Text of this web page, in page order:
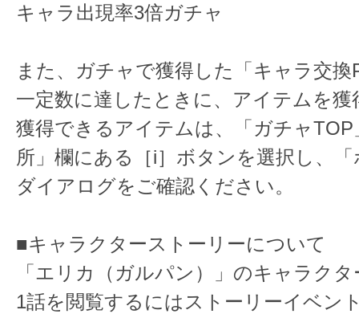
キャラ出現率3倍ガチャ
また、ガチャで獲得した「キャラ交換
一定数に達したときに、アイテムを獲
獲得できるアイテムは、「ガチャTOP
所」欄にある［i］ボタンを選択し、
ダイアログをご確認ください。
■キャラクターストーリーについて
「エリカ（ガルパン）」のキャラク
1話を閲覧するにはストーリーイベン